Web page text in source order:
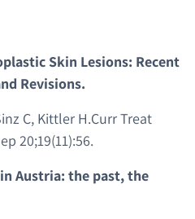
Skin Lesions: Recent
Revisions.
C, Kittler H.Curr Treat
20;19(11):56.
Austria: the past, the